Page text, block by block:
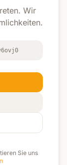
Wir
Sie uns